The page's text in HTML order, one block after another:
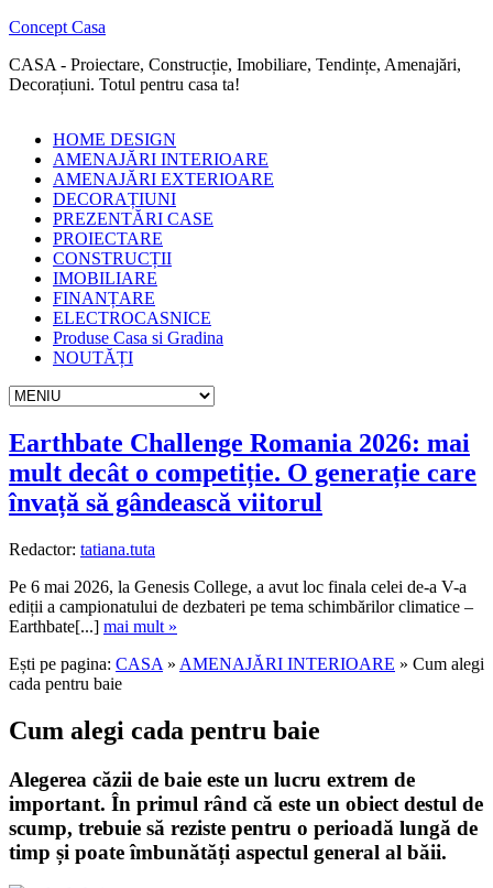
Concept Casa
CASA - Proiectare, Construcție, Imobiliare, Tendințe, Amenajări,
Decorațiuni. Totul pentru casa ta!
HOME DESIGN
AMENAJĂRI INTERIOARE
AMENAJĂRI EXTERIOARE
DECORAȚIUNI
PREZENTĂRI CASE
PROIECTARE
CONSTRUCȚII
IMOBILIARE
FINANȚARE
ELECTROCASNICE
Produse Casa si Gradina
NOUTĂȚI
Earthbate Challenge Romania 2026: mai
mult decât o competiție. O generație care
învață să gândească viitorul
Redactor: tatiana.tuta
Pe 6 mai 2026, la Genesis College, a avut loc finala celei de-a V-a
ediții a campionatului de dezbateri pe tema schimbărilor climatice –
Earthbate[...] mai mult »
Ești pe pagina: CASA » AMENAJĂRI INTERIOARE » Cum alegi
cada pentru baie
Cum alegi cada pentru baie
Alegerea căzii de baie este un lucru extrem de
important. În primul rând că este un obiect destul de
scump, trebuie să reziste pentru o perioadă lungă de
timp și poate îmbunătăți aspectul general al băii.